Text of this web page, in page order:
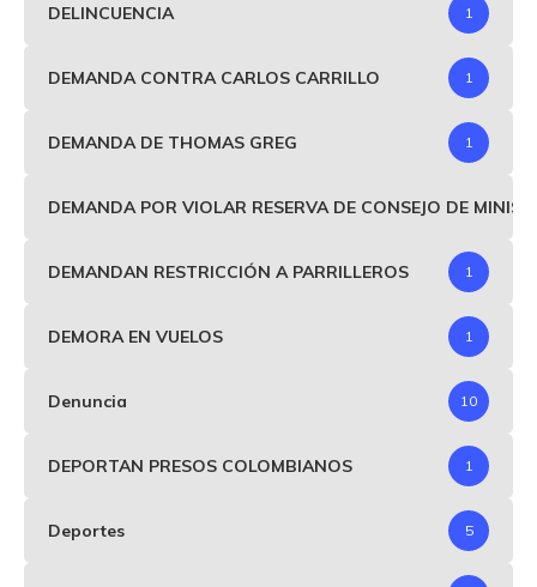
DELINCUENCIA 1
DEMANDA CONTRA CARLOS CARRILLO 1
DEMANDA DE THOMAS GREG 1
DEMANDA POR VIOLAR RESERVA DE CONSEJO DE
DEMANDAN RESTRICCIÓN A PARRILLEROS 1
DEMORA EN VUELOS 1
Denuncia 10
DEPORTAN PRESOS COLOMBIANOS 1
Deportes 5